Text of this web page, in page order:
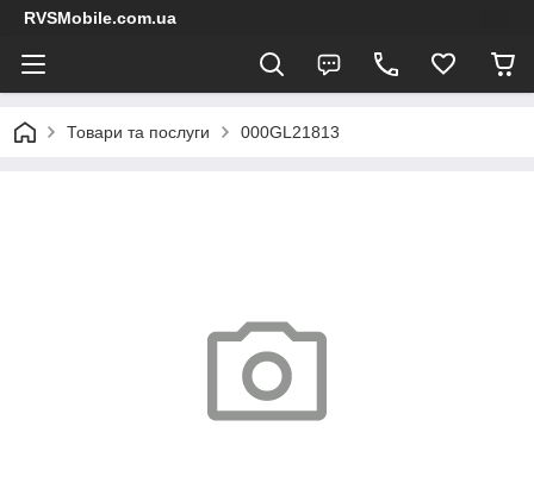
RVSMobile.com.ua
Товари та послуги 000GL21813